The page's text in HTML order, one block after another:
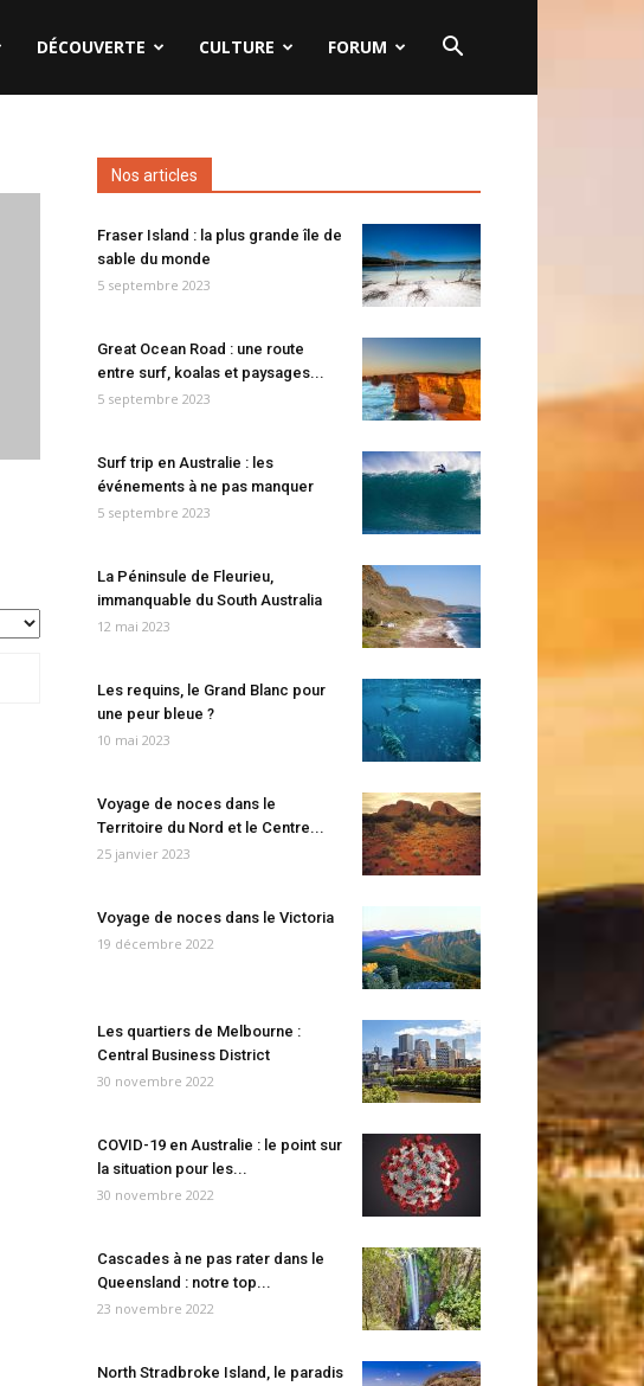
DÉCOUVERTE CULTURE FORUM
Nos articles
Fraser Island : la plus grande île de
sable du monde
5 septembre 2023
Great Ocean Road : une route
entre surf, koalas et paysages...
5 septembre 2023
Surf trip en Australie : les
événements à ne pas manquer
5 septembre 2023
La Péninsule de Fleurieu,
immanquable du South Australia
12 mai 2023
Les requins, le Grand Blanc pour
une peur bleue ?
10 mai 2023
Voyage de noces dans le
Territoire du Nord et le Centre...
25 janvier 2023
Voyage de noces dans le Victoria
19 décembre 2022
Les quartiers de Melbourne :
Central Business District
30 novembre 2022
COVID-19 en Australie : le point sur
la situation pour les...
30 novembre 2022
Cascades à ne pas rater dans le
Queensland : notre top...
23 novembre 2022
North Stradbroke Island, le paradis